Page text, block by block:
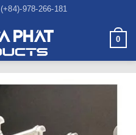
(+84)-978-266-181
0